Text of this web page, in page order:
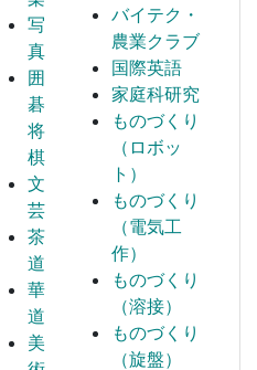
写
真
囲
碁
将
棋
文
芸
茶
道
華
道
美
バイテク・
農業クラブ
国際英語
家庭科研究
ものづくり
（ロボッ
ト）
ものづくり
（電気工
作）
ものづくり
（溶接）
ものづくり
（旋盤）